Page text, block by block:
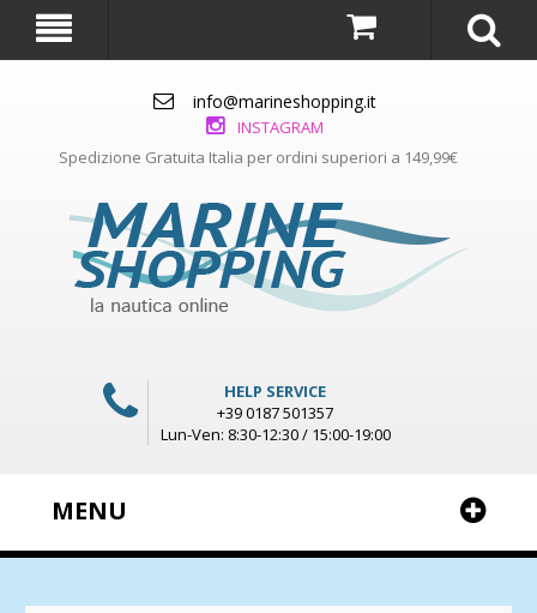
info@marineshopping.it
INSTAGRAM
Spedizione Gratuita Italia per ordini superiori a 149,99€
HELP SERVICE
+39 0187 501357
Lun-Ven: 8:30-12:30 / 15:00-19:00
MENU